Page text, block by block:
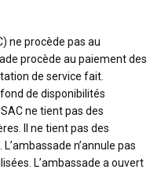
ne procède pas au
procède au paiement des
de service fait.
de disponibilités
ne tient pas des
Il ne tient pas des
n’annule pas
L’ambassade a ouvert